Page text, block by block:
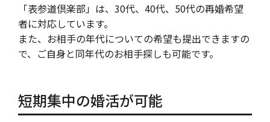
「表参道倶楽部」は、30代、40代、50代の再婚希望
者に対応しています。
また、お相手の年代についての希望も提出できますの
で、ご自身と同年代のお相手探しも可能です。
短期集中の婚活が可能